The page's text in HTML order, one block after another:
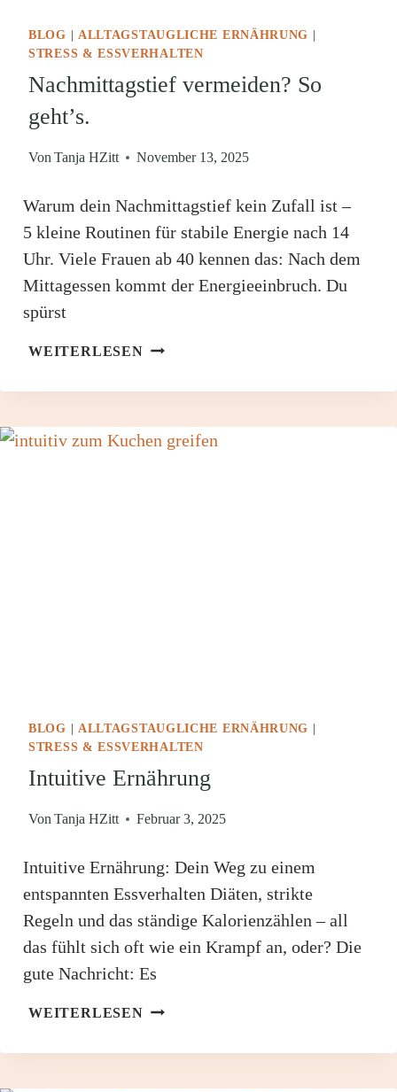
BLOG | ALLTAGSTAUGLICHE ERNÄHRUNG |
STRESS & ESSVERHALTEN
Nachmittagstief vermeiden? So
geht’s.
Von Tanja HZitt November 13, 2025
Warum dein Nachmittagstief kein Zufall ist –
5 kleine Routinen für stabile Energie nach 14
Uhr. Viele Frauen ab 40 kennen das: Nach dem
Mittagessen kommt der Energieeinbruch. Du
spürst
WEITERLESENNACHMITTAGSTIEF
SO
BLOG ALLTAGSTAUGLICHE ERNÄHRUNG
STRESS & ESSVERHALTEN
Intuitive Ernährung
Von Tanja HZitt Februar 3, 2025
Intuitive Ernährung: Dein Weg zu einem
entspannten Essverhalten Diäten, strikte
Regeln und das ständige Kalorienzählen – all
das fühlt sich oft wie ein Krampf an, oder? Die
gute Nachricht: Es
WEITERLESENINTUITIVE